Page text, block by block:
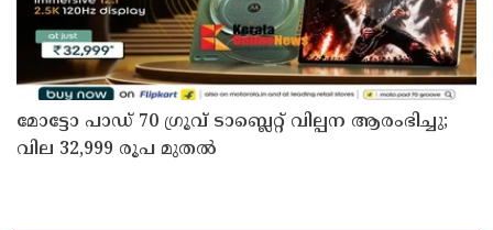
മോട്ടോ പാഡ് 70 ഗ്രൂവ് ടാബ്ലെറ്റ് വില്പന ആരംഭിച്ചു;
വില 32,999 രൂപ മുതൽ